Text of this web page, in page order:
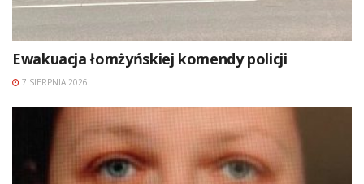
Ewakuacja łomżyńskiej komendy policji
7 SIERPNIA 2026